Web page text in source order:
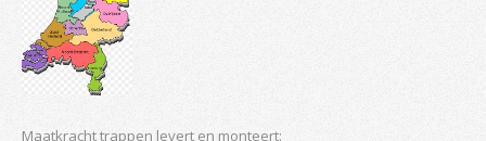
Maatkracht trappen levert en monteert: